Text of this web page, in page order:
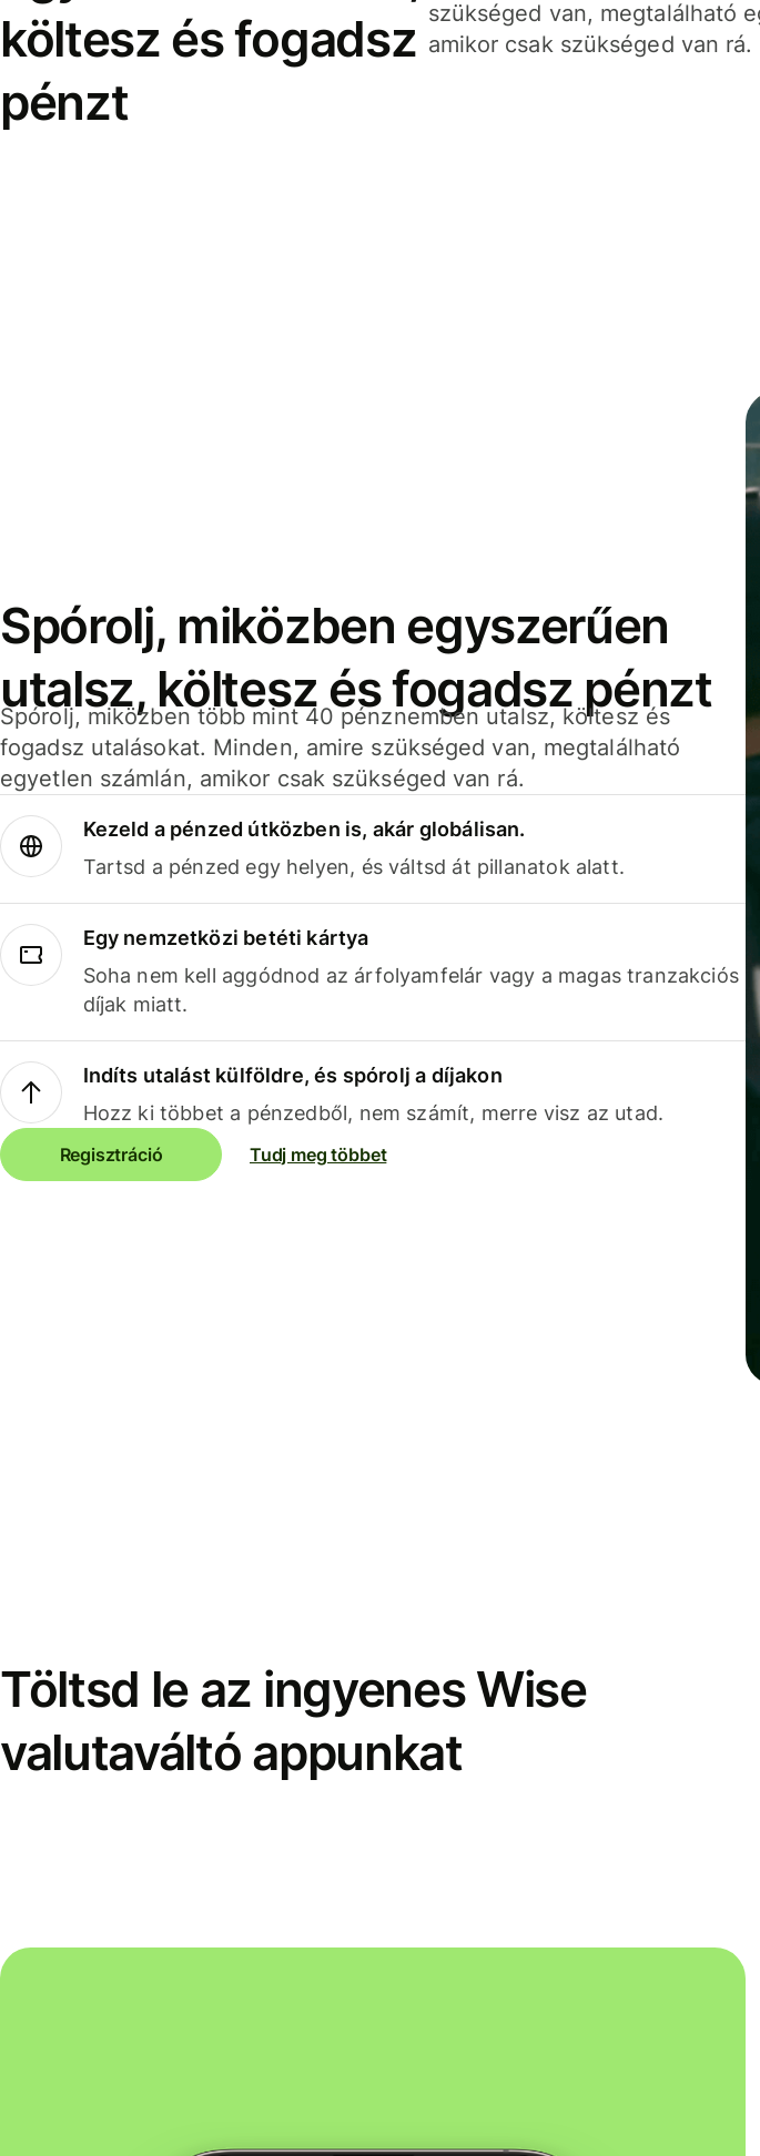
költesz és fogadsz
pénzt
szükséged van, megtalálható
amikor csak szükséged van rá.
Spórolj, miközben egyszerűen
utalsz, költesz és fogadsz pénzt
Spórolj, miközben több mint 40 pénznemben utalsz, költesz és
fogadsz utalásokat. Minden, amire szükséged van, megtalálható
egyetlen számlán, amikor csak szükséged van rá.
Kezeld a pénzed útközben is, akár globálisan.
Tartsd a pénzed egy helyen, és váltsd át pillanatok alatt.
Egy nemzetközi betéti kártya
Soha nem kell aggódnod az árfolyamfelár vagy a magas tranzakciós
díjak miatt.
Indíts utalást külföldre, és spórolj a díjakon
Hozz ki többet a pénzedből, nem számít, merre visz az utad.
Regisztráció Tudj meg többet
Töltsd le az ingyenes Wise
valutaváltó appunkat